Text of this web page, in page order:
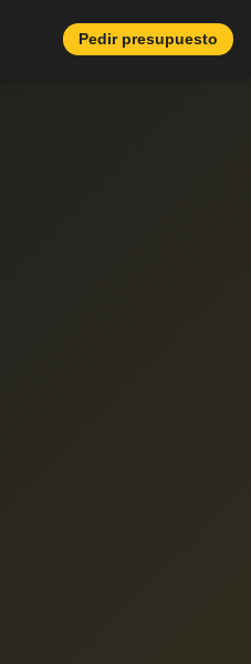
Pedir presupuesto